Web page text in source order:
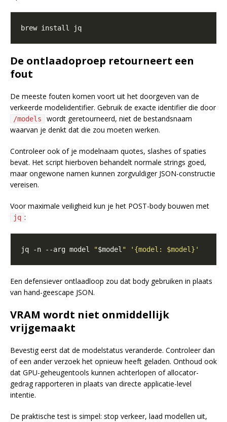
De ontlaadoproep retourneert een
fout
De meeste fouten komen voort uit het doorgeven van de
verkeerde modelidentifier. Gebruik de exacte identifier die door
/models
wordt geretourneerd, niet de bestandsnaam
waarvan je denkt dat die zou moeten werken.
Controleer ook of je modelnaam quotes, slashes of spaties
bevat. Het script hierboven behandelt normale strings goed,
maar ongewone namen kunnen zorgvuldiger JSON-constructie
vereisen.
Voor maximale veiligheid kun je het POST-body bouwen met
jq :
jq -n --arg model "$model" '{model: $model}'
Een defensiever ontlaadloop zou dat body gebruiken in plaats
van hand-geescape JSON.
VRAM wordt niet onmiddellijk
vrijgemaakt
Bevestig eerst dat de modelstatus veranderde. Controleer dan
of een ander verzoek het opnieuw heeft geladen. Onthoud ook
dat GPU-geheugentools kunnen achterlopen of allocator-
gedrag rapporteren in plaats van directe applicatie-level
intentie.
De praktische test is simpel: stop verkeer, laad modellen uit,